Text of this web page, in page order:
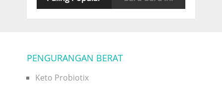
PENGURANGAN BERAT
Keto Probiotix